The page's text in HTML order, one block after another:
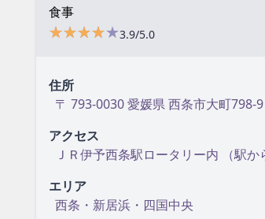
食事
★★★★★
★★★★★3.9/5.0
住所
〒 793-0030 愛媛県 西条市大町798-9
アクセス
ＪＲ伊予西条駅ロータリー内 （駅か
エリア
西条・新居浜・四国中央